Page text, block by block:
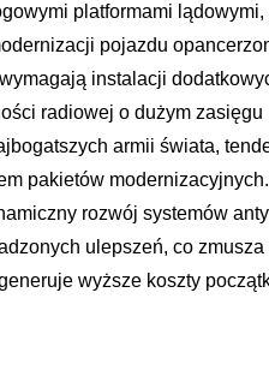
platformami
pojazdu
instalacji
radiowej o dużym
armii świata,
pakietów
rozwój systemów
ulepszeń, co
wyższe koszty